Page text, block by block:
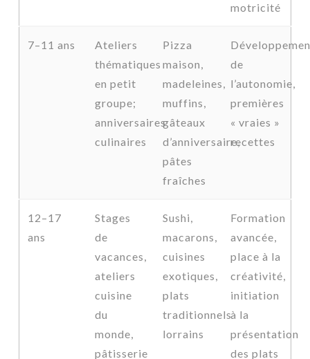
motricité
7–11 ans
Ateliers
thématiques
en petit
groupe;
anniversaires
culinaires
Pizza
maison,
madeleines,
muffins,
gâteaux
d’anniversaire,
pâtes
fraîches
de
l’autonomie,
premières
« vraies »
recettes
12–17
ans
Stages
de
vacances,
ateliers
cuisine
du
monde,
pâtisserie
Sushi,
macarons,
cuisines
exotiques,
plats
traditionnels
lorrains
Formation
avancée,
place à la
créativité,
initiation
à la
présentation
des plats